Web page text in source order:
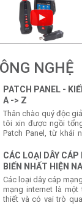
NGHỆ
PATCH PANEL -
A -> Z
Thân chào quý độc
tôi xin được ngồi
Patch Panel, từ khái
quan, sẽ l
CÁC LOẠI DÂY
BIẾN NHẤT HIỆN
Các loại dây cáp
mạng internet là
thiết và có vai trò